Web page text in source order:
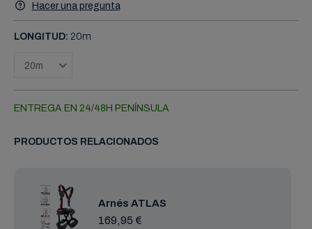
Hacer una pregunta
LONGITUD: 20m
ENTREGA EN 24/48H PENÍNSULA
PRODUCTOS RELACIONADOS
Arnés ATLAS
169,95 €